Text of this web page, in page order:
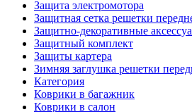
Защита электромотора
Защитная сетка решетки
Защитно-декоративные
Защитный комплект
Защиты картера
Зимняя заглушка решетки
Категория
Коврики в багажник
Коврики в салон